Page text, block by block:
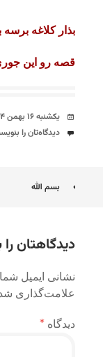
بذار کلاغه
قصه رو این
تاریخ
یکشنبه ۱۶ بهمن ۱۳۸۴
دیدگاه‌ها
دیدگاه‌تان را
ناوبری
بسم الله
دیدگاهتان
نشانی ایمیل
علامت‌گذاری
دیدگاه *